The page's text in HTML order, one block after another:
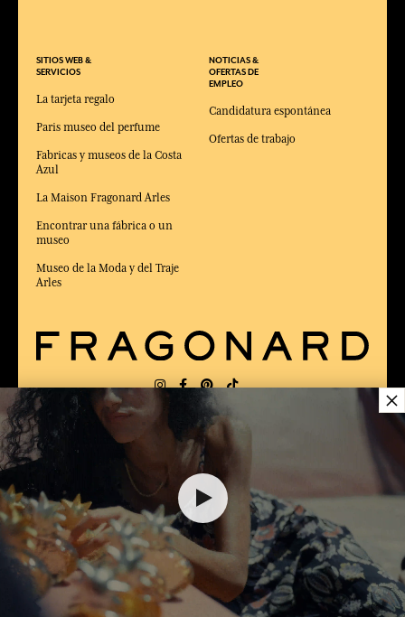
$ 74.00
AÑADIR A EL CARRITO
SITIOS WEB &
SERVICIOS
La tarjeta regalo
Paris museo del perfume
Fabricas y museos de la Costa
Azul
La Maison Fragonard Arles
Encontrar una fábrica o un
museo
Museo de la Moda y del Traje
Arles
NOTICIAS &
OFERTAS DE
EMPLEO
Candidatura espontánea
Ofertas de trabajo
ENTREGA: US
ELEGIDO MEJOR SITIO DE COMERCIO
en Línea 2025 por la revista Capital
×